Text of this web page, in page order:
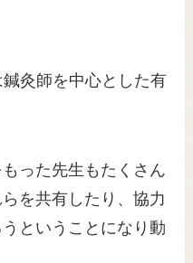
灸師を中心とした有
った先生もたくさん
を共有したり、協力
ということになり動